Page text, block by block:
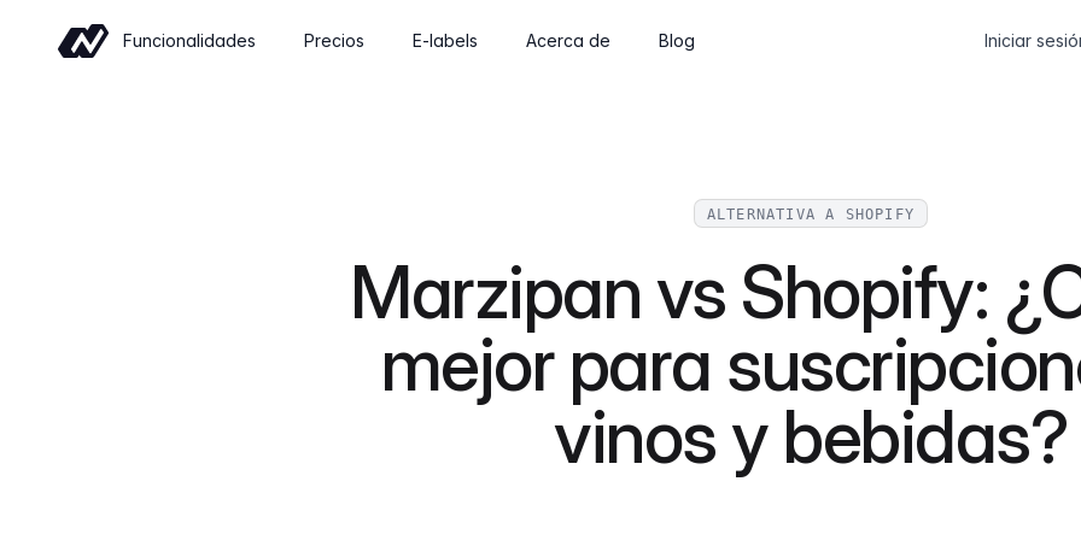
Funcionalidades
Sell tickets and manage tastings and
Build pages and a blog, or go headless
via the API
Revenue, retention and performance at
Componentes API y web
Integrate Marzipan in the way that suits
you
Precios E-labels Acerca de Blog Iniciar
ALTERNATIVA A SHOPIFY
Marzipan vs Shopify:
mejor para
vinos y bebidas?